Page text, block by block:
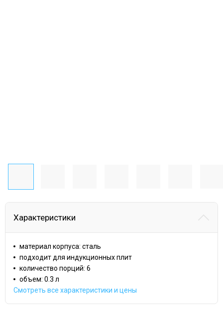
Характеристики
материал корпуса: сталь
подходит для индукционных плит
количество порций: 6
объем: 0.3 л
Смотреть все характеристики и цены